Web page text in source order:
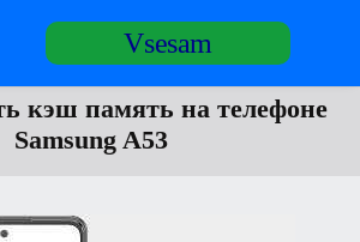
Vsesam
кэш память на телефоне
Samsung A53